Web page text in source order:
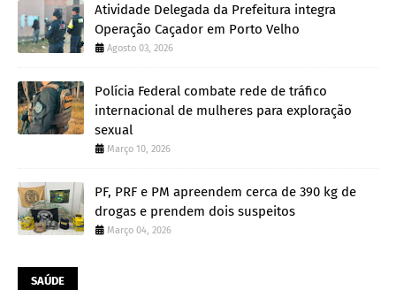
Atividade Delegada da Prefeitura integra
Operação Caçador em Porto Velho
Agosto 03, 2026
Polícia Federal combate rede de tráfico
internacional de mulheres para exploração
sexual
Março 10, 2026
PF, PRF e PM apreendem cerca de 390 kg de
drogas e prendem dois suspeitos
Março 04, 2026
SAÚDE